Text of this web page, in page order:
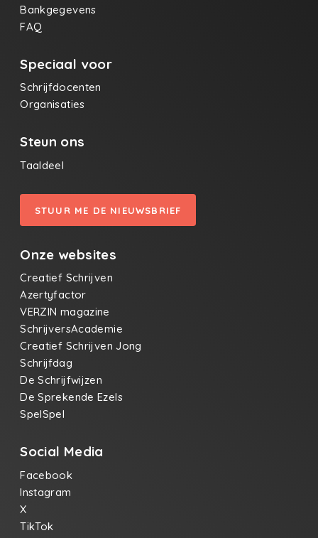
Bankgegevens
FAQ
Speciaal voor
Schrijfdocenten
Organisaties
Steun ons
Taaldeel
STUUR ME DE NIEUWSBRIEF
Onze websites
Creatief Schrijven
Azertyfactor
VERZIN magazine
SchrijversAcademie
Creatief Schrijven Jong
Schrijfdag
De Schrijfwijzen
De Sprekende Ezels
SpelSpel
Social Media
Facebook
Instagram
X
TikTok